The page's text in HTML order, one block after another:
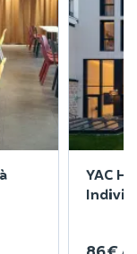
YAC